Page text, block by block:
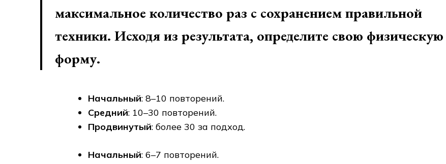
максимальное количество раз с сохранением правильной
техники. Исходя из результата, определите свою физическую
форму.
Начальный: 8–10 повторений.
Средний: 10–30 повторений.
Продвинутый: более 30 за подход.
Начальный: 6–7 повторений.